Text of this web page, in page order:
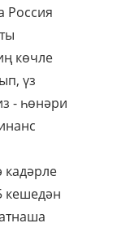
Россия
көчле
үз
- һөнәри
кадәрле
кешедән